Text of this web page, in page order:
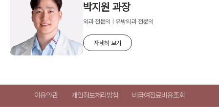
박지원 과장
외과 전문의 | 유방외과 전문의
자세히 보기
이용약관 개인정보처리방침 비급여진료비용조회